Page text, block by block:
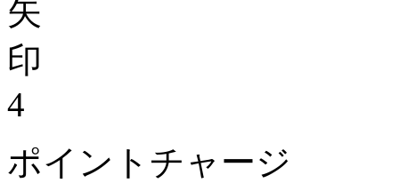
4
ポイントチャージ